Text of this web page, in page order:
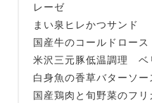
レーゼ
まい泉ヒレかつサンド
国産牛のコールドロー
米沢三元豚低温調理 ベ
白身魚の香草バターソー
国産鶏肉と旬野菜のフリ